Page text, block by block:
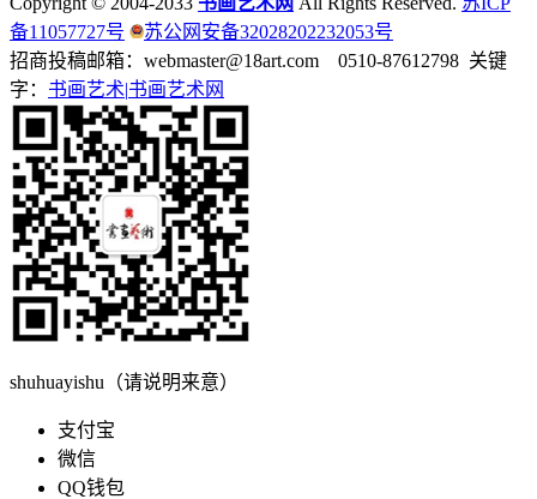
备11057727号
苏公网安备32028202232053号
招商投稿邮箱：webmaster@18art.com 0510-87612798 关键
字： 书画艺术|书画艺术网
shuhuayishu（请说明来意）
支付宝
微信
QQ钱包